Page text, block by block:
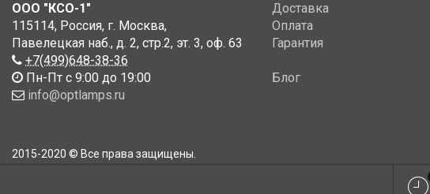
ООО "КСО-1"
115114, Россия, г. Москва,
Павелецкая наб., д. 2, стр.2, эт. 3, оф. 63
+7(499)648-38-36
Пн-Пт с 9:00 до 19:00
info@optlamps.ru
Доставка
Оплата
Гарантия
Блог
2015-2020 © Все права защищены.